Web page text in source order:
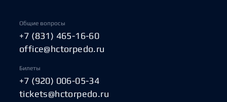
Общие вопросы
+7 (831) 465-16-60
office@hctorpedo.ru
Билеты
+7 (920) 006-05-34
tickets@hctorpedo.ru